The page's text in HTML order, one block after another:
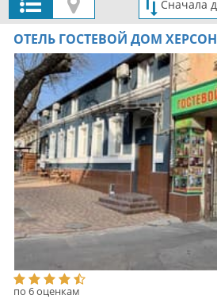
ОТЕЛЬ ГОСТЕВОЙ ДОМ ХЕРСОН
по 6 оценкам